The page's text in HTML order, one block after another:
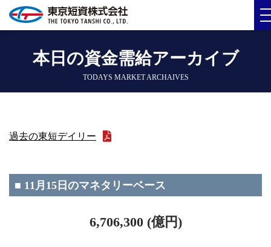
本日の資金需給アーカイブ
TODAYS MARKET ARCHAIVES
過去の東短デイリー
■ 11月15日のマネタリーベース
6,706,300 (億円)